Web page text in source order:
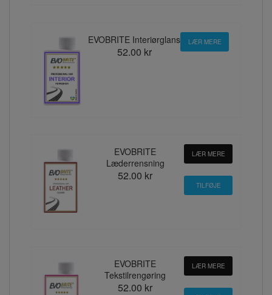
EVOBRITE Interiørglans
52.00 kr
LÆR MERE
EVOBRITE
Læderrensning
52.00 kr
LÆR MERE
EVOBRITE
Tekstilrengøring
52.00 kr
LÆR MERE